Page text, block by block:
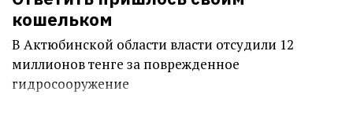
кошельком
В Актюбинской области власти отсудили 12
миллионов тенге за поврежденное
гидросооружение